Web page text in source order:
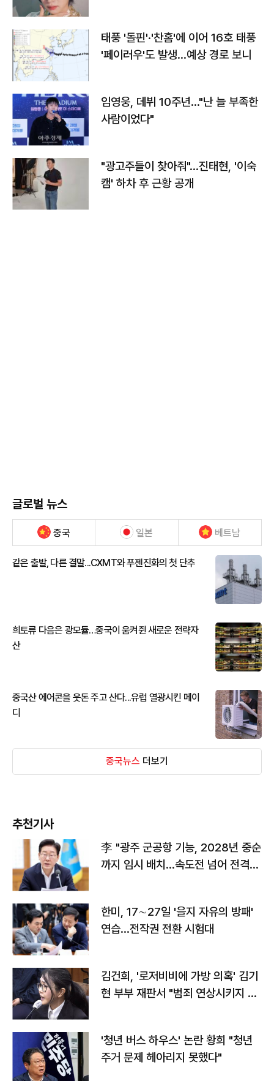
태풍 '돌핀'·'찬홈'에 이어 16호 태풍
'페이러우'도 발생…예상 경로 보니
임영웅, 데뷔 10주년…"난 늘 부족한
사람이었다"
"광고주들이 찾아줘"…진태현, '이숙
캠' 하차 후 근황 공개
글로벌 뉴스
중국 일본 베트남
같은 출발, 다른 결말...CXMT와 푸젠진화의 첫 단추
희토류 다음은 광모듈…중국이 움켜쥔 새로운 전략자
산
중국산 에어콘을 웃돈 주고 산다...유럽 열광시킨 메이
디
중국뉴스 더보기
추천기사
李 "광주 군공항 기능, 2028년 중순
까지 임시 배치…속도전 넘어 전격
한미, 17∼27일 '을지 자유의 방패'
연습…전작권 전환 시험대
김건희, '로저비비에 가방 의혹' 김기
현 부부 재판서 "범죄 연상시키지 말
'청년 버스 하우스' 논란 황희 "청년
주거 문제 헤아리지 못했다"